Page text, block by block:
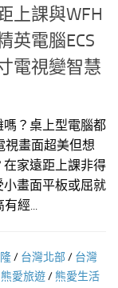
上課與WFH
英電腦ECS
電視變智慧
？桌上型電腦都
視畫面超美但想
家遠距上課非得
畫面平板或屈就
經...
/ 台灣北部 / 台灣
熊愛旅遊/ 熊愛生活